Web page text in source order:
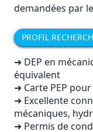
demandées par
PROFIL
➜ DEP en
équivalent
➜ Carte PEP
➜ Excellente
mécaniques,
➜ Permis de